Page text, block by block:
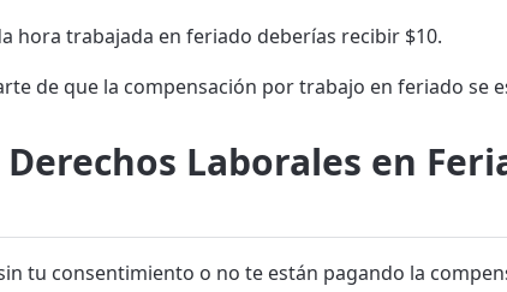
hora trabajada en feriado deberías recibir $10.
de que la compensación por trabajo en feriado se
Laborales en
tu consentimiento o no te están pagando la